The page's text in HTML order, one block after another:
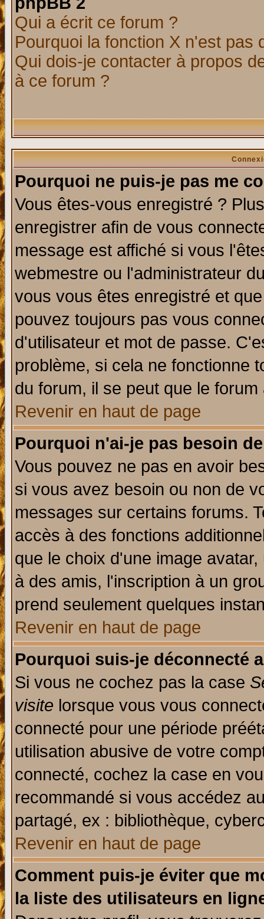
Qui a écrit ce forum ?
Pourquoi la fonction X n'est pas
Qui dois-je contacter à propos
à ce forum ?
Pourquoi ne puis-je pas me
Vous êtes-vous enregistré ?
enregistrer afin de vous
message est affiché si vous
webmestre ou l'administrateur
vous vous êtes enregistré et
pouvez toujours pas vous
d'utilisateur et mot de passe.
problème, si cela ne fonctionne
du forum, il se peut que le
Revenir en haut de page
Pourquoi n'ai-je pas besoin
Vous pouvez ne pas en avoir
si vous avez besoin ou non de
messages sur certains forums.
accès à des fonctions
que le choix d'une image
à des amis, l'inscription à un
prend seulement quelques
Revenir en haut de page
Pourquoi suis-je déconnecté
Si vous ne cochez pas la case
visite lorsque vous vous
connecté pour une période
utilisation abusive de votre
connecté, cochez la case en
recommandé si vous accédez
partagé, ex : bibliothèque,
Revenir en haut de page
Comment puis-je éviter que
la liste des utilisateurs en